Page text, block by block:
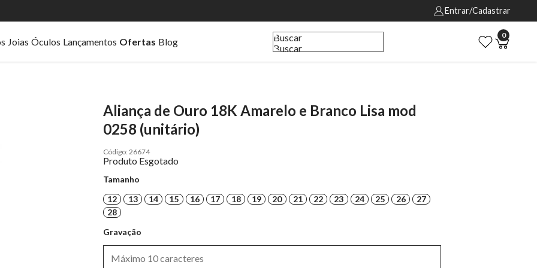
Entrar/Cadastrar
Joias Óculos Lançamentos Ofertas Blog
Buscar
Buscar
0
Aliança de Ouro 18K Amarelo e Branco Lisa mod
0258 (unitário)
26674
Produto Esgotado
Tamanho
12
13 14 15 16 17 18 19 20 21 22 23 24 25 26
27
28
Gravação